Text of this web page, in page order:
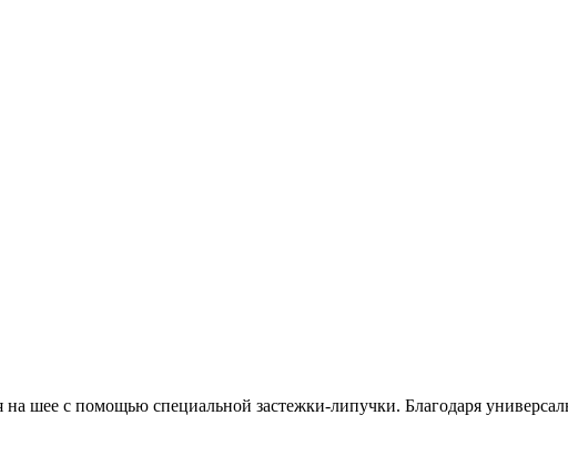
шее с помощью специальной застежки-липучки. Благодаря